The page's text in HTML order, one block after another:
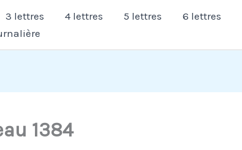
3 lettres 4 lettres 5 lettres 6 lettres
1384